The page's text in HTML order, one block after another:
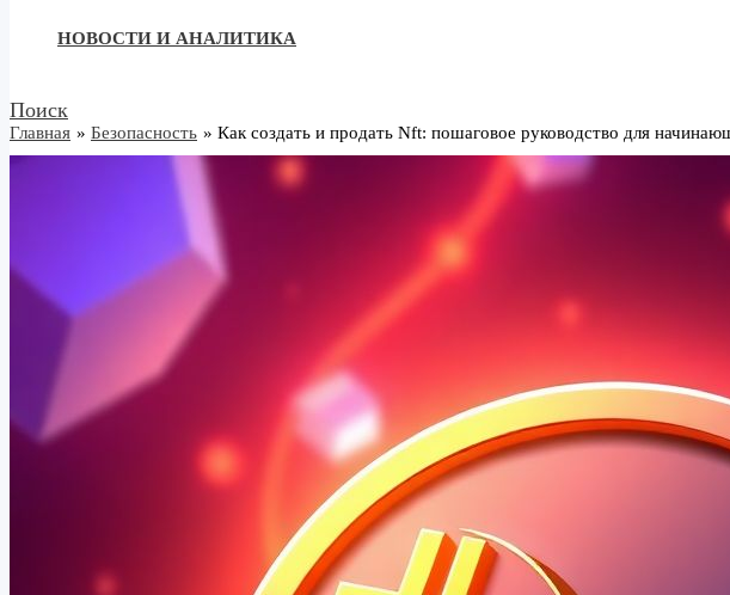
НОВОСТИ И АНАЛИТИКА
Поиск
Главная Безопасность Как создать и продать Nft: пошаговое руководство для